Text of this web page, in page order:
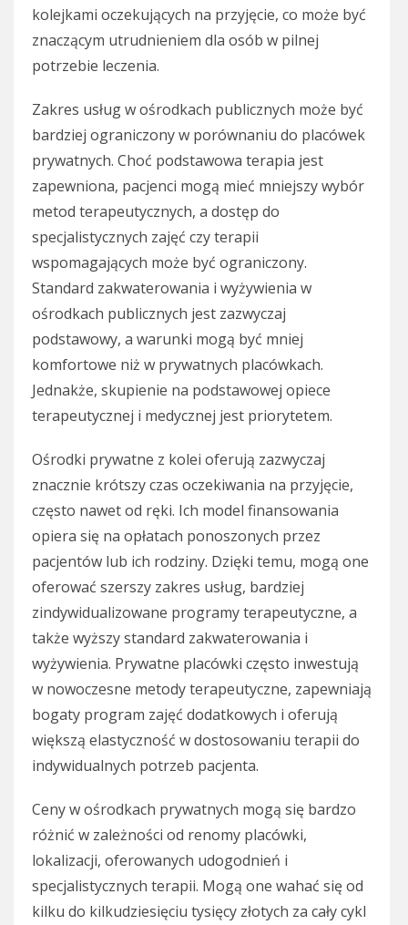
kolejkami oczekujących na przyjęcie, co może być
znaczącym utrudnieniem dla osób w pilnej
potrzebie leczenia.
Zakres usług w ośrodkach publicznych może być
bardziej ograniczony w porównaniu do placówek
prywatnych. Choć podstawowa terapia jest
zapewniona, pacjenci mogą mieć mniejszy wybór
metod terapeutycznych, a dostęp do
specjalistycznych zajęć czy terapii
wspomagających może być ograniczony.
Standard zakwaterowania i wyżywienia w
ośrodkach publicznych jest zazwyczaj
podstawowy, a warunki mogą być mniej
komfortowe niż w prywatnych placówkach.
Jednakże, skupienie na podstawowej opiece
terapeutycznej i medycznej jest priorytetem.
Ośrodki prywatne z kolei oferują zazwyczaj
znacznie krótszy czas oczekiwania na przyjęcie,
często nawet od ręki. Ich model finansowania
opiera się na opłatach ponoszonych przez
pacjentów lub ich rodziny. Dzięki temu, mogą one
oferować szerszy zakres usług, bardziej
zindywidualizowane programy terapeutyczne, a
także wyższy standard zakwaterowania i
wyżywienia. Prywatne placówki często inwestują
w nowoczesne metody terapeutyczne, zapewniają
bogaty program zajęć dodatkowych i oferują
większą elastyczność w dostosowaniu terapii do
indywidualnych potrzeb pacjenta.
Ceny w ośrodkach prywatnych mogą się bardzo
różnić w zależności od renomy placówki,
lokalizacji, oferowanych udogodnień i
specjalistycznych terapii. Mogą one wahać się od
kilku do kilkudziesięciu tysięcy złotych za cały cykl